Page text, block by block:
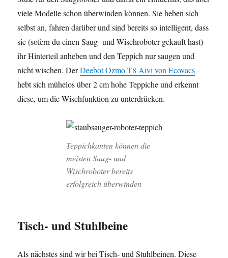
viele Modelle schon überwinden können. Sie heben sich
selbst an, fahren darüber und sind bereits so intelligent, dass
sie (sofern du einen Saug- und Wischroboter gekauft hast)
ihr Hinterteil anheben und den Teppich nur saugen und
nicht wischen. DerDeebot Ozmo T8 Aivi von Ecovacs
hebt sich mühelos über 2 cm hohe Teppiche und erkennt
diese, um die Wischfunktion zu unterdrücken.
Teppichkanten können die
meisten Saug- und
Wischroboter bereits
erfolgreich überwinden
Tisch- und Stuhlbeine
Als nächstes sind wir bei Tisch- und Stuhlbeinen. Diese